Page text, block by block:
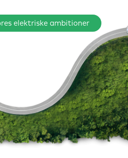
elektriske ambitioner